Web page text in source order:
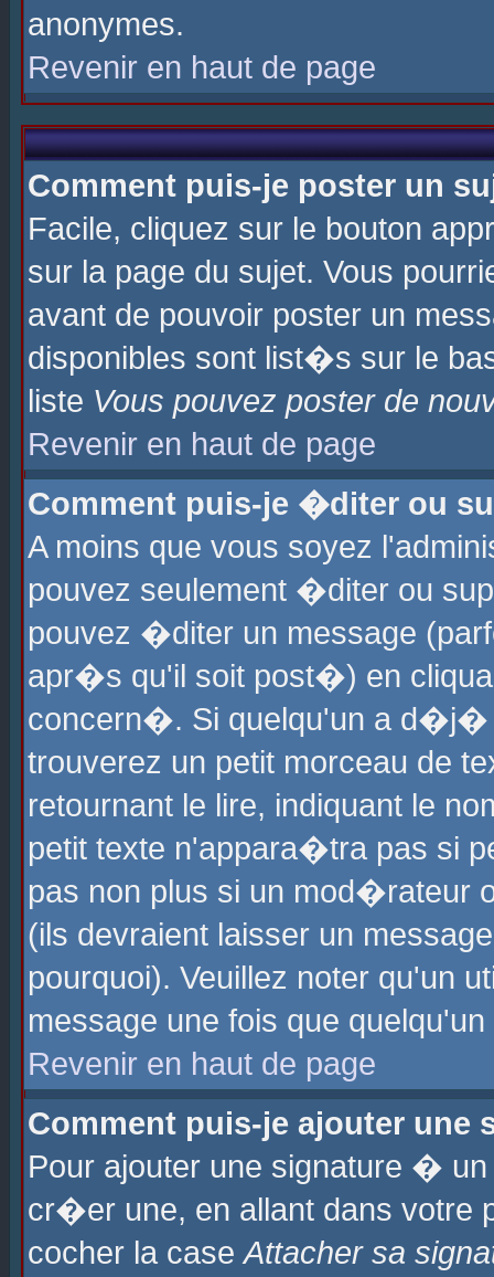
anonymes.
Revenir en haut de page
Comment puis-je poster un
Facile, cliquez sur le bouton
sur la page du sujet. Vous
avant de pouvoir poster un
disponibles sont list�s sur le
liste Vous pouvez poster de
Revenir en haut de page
Comment puis-je �diter ou
A moins que vous soyez
pouvez seulement �diter ou
pouvez �diter un message
apr�s qu'il soit post�) en
concern�. Si quelqu'un a
trouverez un petit morceau de
retournant le lire, indiquant le
petit texte n'appara�tra pas si
pas non plus si un mod�rateur
(ils devraient laisser un
pourquoi). Veuillez noter qu'un
message une fois que
Revenir en haut de page
Comment puis-je ajouter une
Pour ajouter une signature �
cr�er une, en allant dans
cocher la caseAttacher sa